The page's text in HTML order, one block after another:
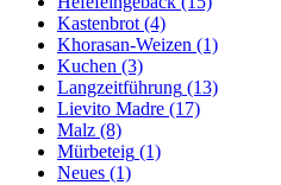
Kastenbrot (4)
Khorasan-Weizen (1)
Kuchen (3)
Langzeitführung (13)
Lievito Madre (17)
Malz (8)
Mürbeteig (1)
Neues (1)